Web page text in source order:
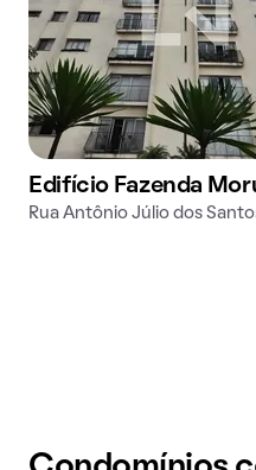
Edifício Fazenda
Rua Antônio Júlio dos